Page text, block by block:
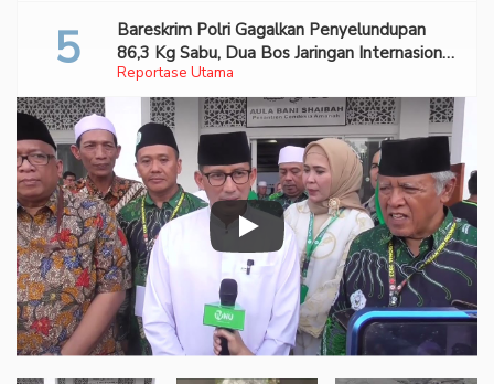
Reportase Utama
Bareskrim Polri Gagalkan Penyelundupan
86,3 Kg Sabu, Dua Bos Jaringan Internasional
Diburu